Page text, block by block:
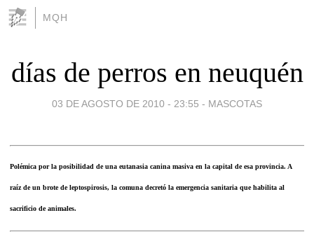
MQH
días de perros en neuquén
03 DE AGOSTO DE 2010 - 23:55 - MASCOTAS
Polémica por la posibilidad de una eutanasia canina masiva en la capital de esa provincia. A
raíz de un brote de leptospirosis, la comuna decretó la emergencia sanitaria que habilita al
sacrificio de animales.